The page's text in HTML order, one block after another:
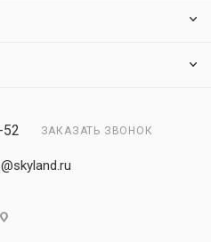
52 ЗАКАЗАТЬ ЗВОНОК